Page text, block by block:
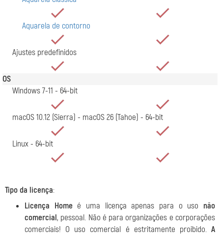
Aquarela de contorno
Ajustes predefinidos
OS
Windows 7-11 - 64-bit
macOS 10.12 (Sierra) - macOS 26 (Tahoe) - 64-bit
Linux - 64-bit
Tipo da licença:
Licença Homeé uma licença apenas para o uso não
comercial, pessoal. Não é para organizações e corporações
comerciais! O uso comercial é estritamente proibido. A